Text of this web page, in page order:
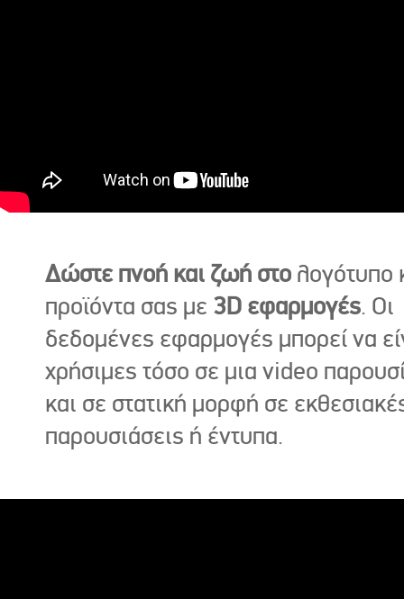
Δώστε πνοή και ζωή στο λογότυπο
προϊόντα σας με 3D εφαρμογές. Οι
δεδομένες εφαρμογές μπορεί να
χρήσιμες τόσο σε μια video
και σε στατική μορφή σε
παρουσιάσεις ή έντυπα.